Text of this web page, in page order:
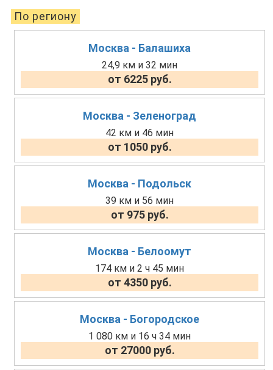
По региону
Москва - Балашиха
24,9 км и 32 мин
от 6225 руб.
Москва - Зеленоград
42 км и 46 мин
от 1050 руб.
Москва - Подольск
39 км и 56 мин
от 975 руб.
Москва - Белоомут
174 км и 2 ч 45 мин
от 4350 руб.
Москва - Богородское
1 080 км и 16 ч 34 мин
от 27000 руб.